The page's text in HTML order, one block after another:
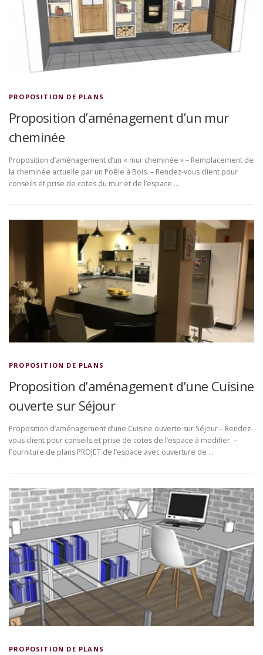
PROPOSITION DE PLANS
Proposition d’aménagement d’un mur
cheminée
Proposition d’aménagement d’un « mur cheminée » – Remplacement de
la cheminée actuelle par un Poêle à Bois. – Rendez-vous client pour
conseils et prise de cotes du mur et de l’espace …
PROPOSITION DE PLANS
Proposition d’aménagement d’une Cuisine
ouverte sur Séjour
Proposition d’aménagement d’une Cuisine ouverte sur Séjour – Rendez-
vous client pour conseils et prise de cotes de l’espace à modifier. –
Fourniture de plans PROJET de l’espace avec ouverture de …
PROPOSITION DE PLANS